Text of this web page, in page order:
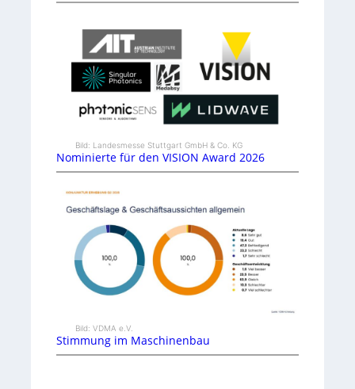
Bild: Landesmesse Stuttgart GmbH & Co. KG
Nominierte für den VISION Award 2026
Bild: VDMA e.V.
Stimmung im Maschinenbau